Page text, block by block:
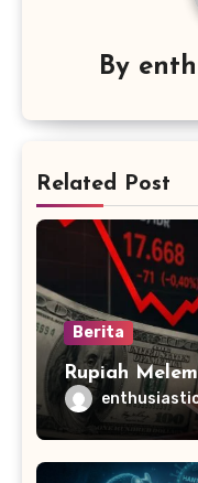
By
Related Post
Berita
Rupiah